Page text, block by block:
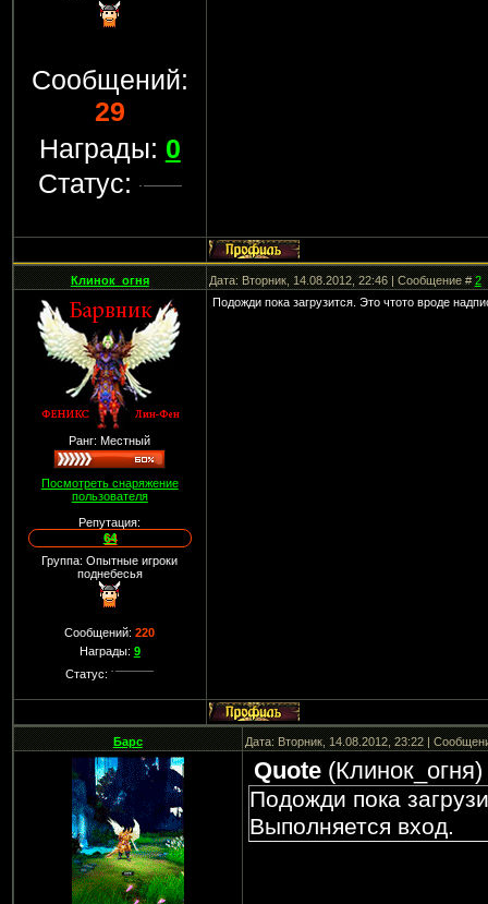
Сообщений:
29
Награды: 0
Статус:
Клинок_огня Дата: Вторник, 14.08.2012, 22:46 | Сообщение #2
Ранг: Местный
Посмотреть снаряжение
пользователя
Репутация:
64
Группа: Опытные игроки
поднебесья
Сообщений:220
Награды: 9
Статус:
Подожди пока загрузится. Это чтото вроде
Барс Дата: Вторник, 14.08.2012, 23:22 |
Quote(Клинок_огня)
Подожди пока
Выполняется вход.